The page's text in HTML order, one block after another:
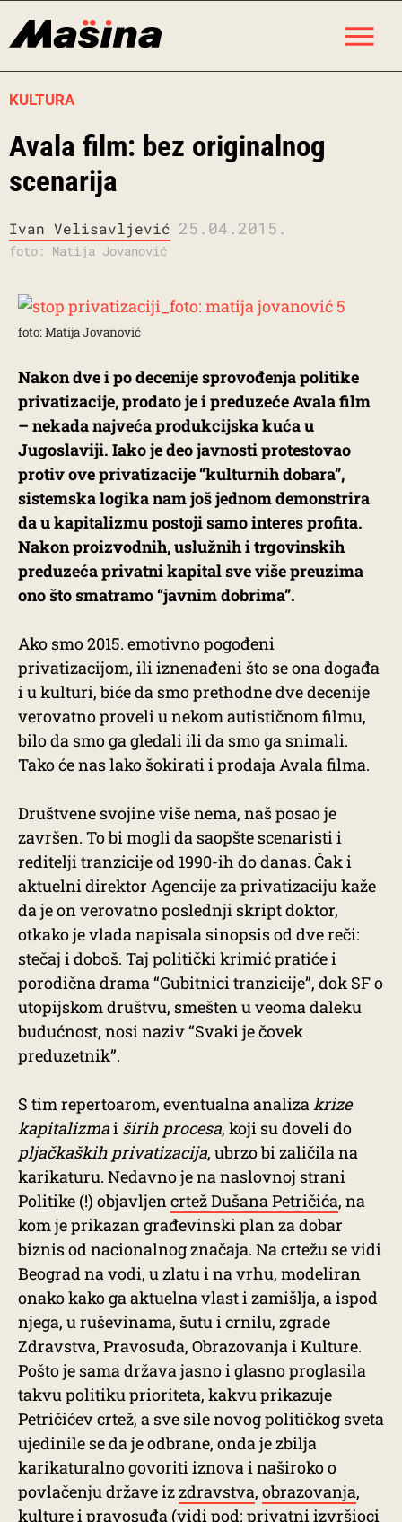
KULTURA
Avala film: bez originalnog
scenarija
Ivan Velisavljević 25.04.2015.
foto: Matija Jovanović
foto: Matija Jovanović
Nakon dve i po decenije sprovođenja politike
privatizacije, prodato je i preduzeće Avala film
– nekada najveća produkcijska kuća u
Jugoslaviji. Iako je deo javnosti protestovao
protiv ove privatizacije “kulturnih dobara”,
sistemska logika nam još jednom demonstrira
da u kapitalizmu postoji samo interes profita.
Nakon proizvodnih, uslužnih i trgovinskih
preduzeća privatni kapital sve više preuzima
ono što smatramo “javnim dobrima”.
Ako smo 2015. emotivno pogođeni
privatizacijom, ili iznenađeni što se ona događa
i u kulturi, biće da smo prethodne dve decenije
verovatno proveli u nekom autističnom filmu,
bilo da smo ga gledali ili da smo ga snimali.
Tako će nas lako šokirati i prodaja Avala filma.
Društvene svojine više nema, naš posao je
završen. To bi mogli da saopšte scenaristi i
reditelji tranzicije od 1990-ih do danas. Čak i
aktuelni direktor Agencije za privatizaciju kaže
da je on verovatno poslednji skript doktor,
otkako je vlada napisala sinopsis od dve reči:
stečaj i doboš. Taj politički krimić pratiće i
porodična drama “Gubitnici tranzicije”, dok SF o
utopijskom društvu, smešten u veoma daleku
budućnost, nosi naziv “Svaki je čovek
preduzetnik”.
S tim repertoarom, eventualna analizakrize
kapitalizmai širih procesa, koji su doveli do
pljačkaških privatizacija, ubrzo bi zaličila na
karikaturu. Nedavno je na naslovnoj strani
Politike (!) objavljencrtež Dušana Petričića, na
kom je prikazan građevinski plan za dobar
biznis od nacionalnog značaja. Na crtežu se vidi
Beograd na vodi, u zlatu i na vrhu, modeliran
onako kako ga aktuelna vlast i zamišlja, a ispod
njega, u ruševinama, šutu i crnilu, zgrade
Zdravstva, Pravosuđa, Obrazovanja i Kulture.
Pošto je sama država jasno i glasno proglasila
takvu politiku prioriteta, kakvu prikazuje
Petričićev crtež, a sve sile novog političkog sveta
ujedinile se da je odbrane, onda je zbilja
karikaturalno govoriti iznova i naširoko o
povlačenju države izzdravstva, obrazovanja,
kultureipravosuđa (vidi pod: privatni izvršioci